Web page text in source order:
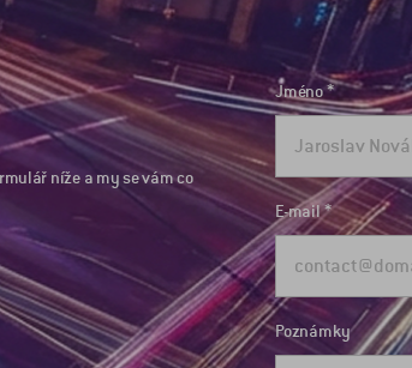
níže a my se vám co
Jméno
E-mail
Poznámky